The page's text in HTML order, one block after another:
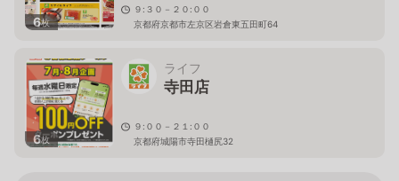
6枚
９:３０－２０:００
京都府京都市左京区岩倉東五田町64
6枚
ライフ
寺田店
９:００－２１:００
京都府城陽市寺田樋尻32